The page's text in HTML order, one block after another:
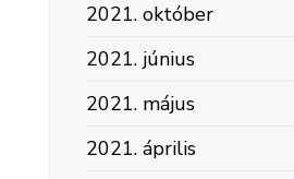
2021. október
2021. június
2021. május
2021. április